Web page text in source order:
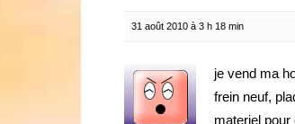
31 août 2010 à 3 h 18 min
je vend ma
frein neuf,
materiel pour